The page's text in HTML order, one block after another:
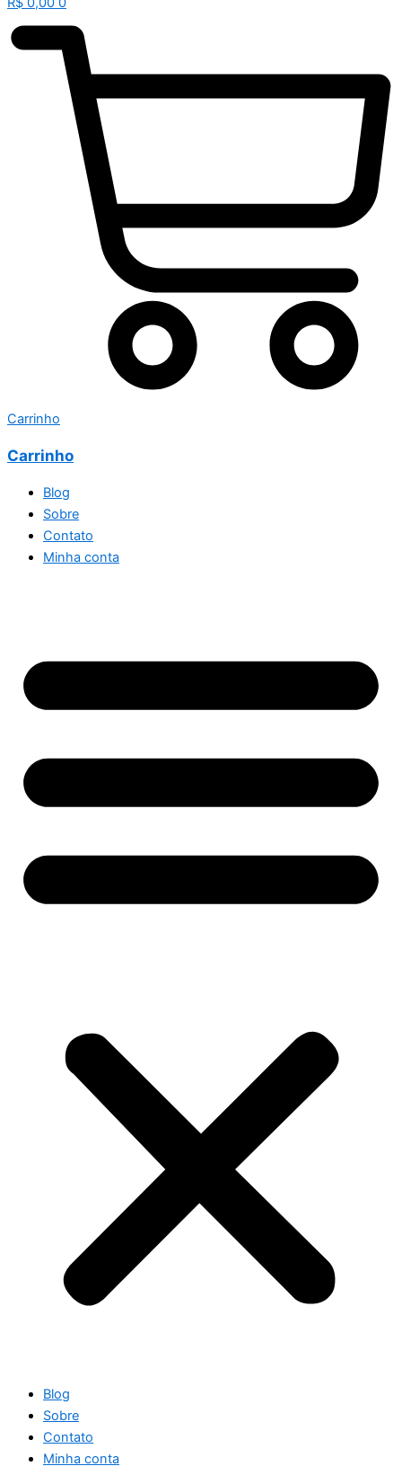
Carrinho
Carrinho
Blog
Sobre
Contato
Minha conta
Blog
Sobre
Contato
Minha conta